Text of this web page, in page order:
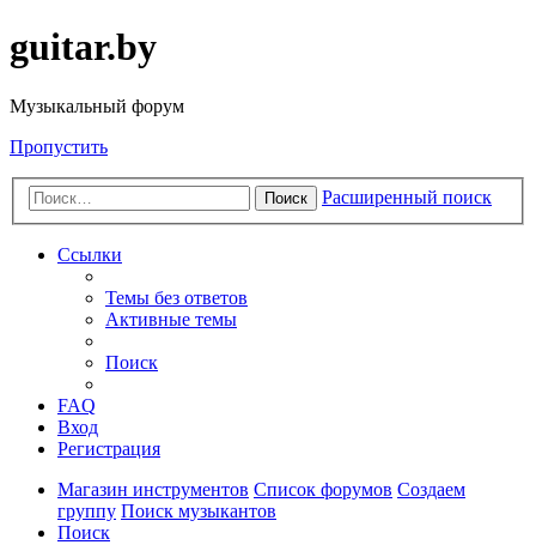
guitar.by
Музыкальный форум
Пропустить
Поиск Расширенный поиск
Ссылки
Темы без ответов
Активные темы
Поиск
FAQ
Вход
Регистрация
Магазин инструментов Список форумов Создаем
группу Поиск музыкантов
Поиск